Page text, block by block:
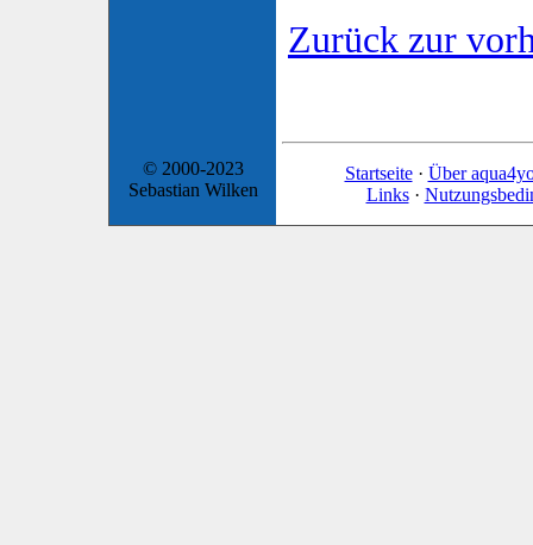
Zurück zur
© 2000-2023
Sebastian Wilken
Startseite· Über
Links·